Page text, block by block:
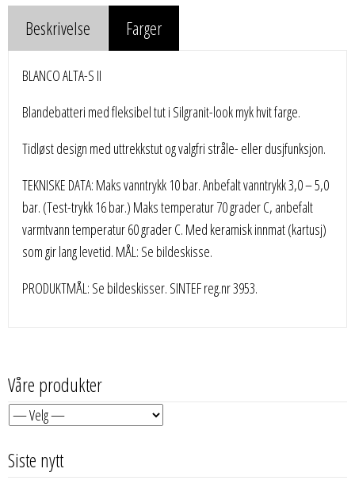
Beskrivelse Farger
BLANCO ALTA-S II
Blandebatteri med fleksibel tut i Silgranit-look myk hvit farge.
Tidløst design med uttrekkstut og valgfri stråle- eller dusjfunksjon.
TEKNISKE DATA: Maks vanntrykk 10 bar. Anbefalt vanntrykk 3,0 – 5,0
bar. (Test-trykk 16 bar.) Maks temperatur 70 grader C, anbefalt
varmtvann temperatur 60 grader C. Med keramisk innmat (kartusj)
som gir lang levetid. MÅL: Se bildeskisse.
PRODUKTMÅL: Se bildeskisser. SINTEF reg.nr 3953.
Våre produkter
Siste nytt